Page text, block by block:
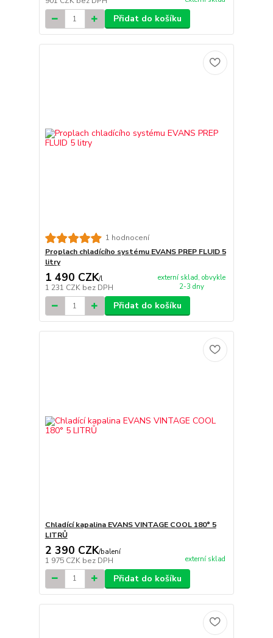
Přidat do košíku
1 hodnocení
Proplach chladícího systému EVANS PREP FLUID 5
litry
1 490 CZK/l
1 231 CZK bez DPH
externí sklad, obvykle
2-3 dny
Přidat do košíku
Chladící kapalina EVANS VINTAGE COOL 180° 5
LITRŮ
2 390 CZK/balení
1 975 CZK bez DPH externí sklad
Přidat do košíku